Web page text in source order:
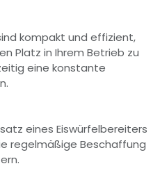
kompakt und effizient,
Platz in Ihrem Betrieb zu
eine konstante
eines Eiswürfelbereiters
regelmäßige Beschaffung